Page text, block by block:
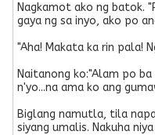
Nagkamot ako ng batok.
gaya ng sa inyo, ako po
"Aha! Makata ka rin pala!
Naitanong ko:"Alam po
n'yo...na ama ko ang
Biglang namutla, tila
siyang umalis. Nakuha